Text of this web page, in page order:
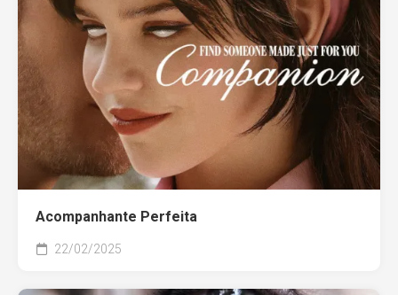
Acompanhante Perfeita
22/02/2025